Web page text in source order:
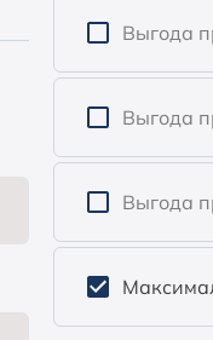
Выгода
Выгода
Выгода